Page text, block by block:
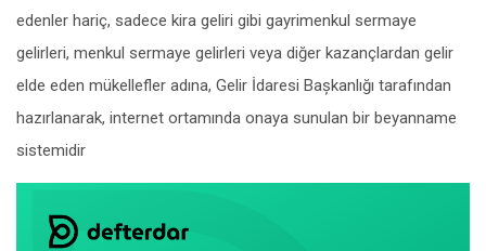
edenler hariç, sadece kira geliri gibi gayrimenkul sermaye
gelirleri, menkul sermaye gelirleri veya diğer kazançlardan gelir
elde eden mükellefler adına, Gelir İdaresi Bașkanlığı tarafından
hazırlanarak, internet ortamında onaya sunulan bir beyanname
sistemidir